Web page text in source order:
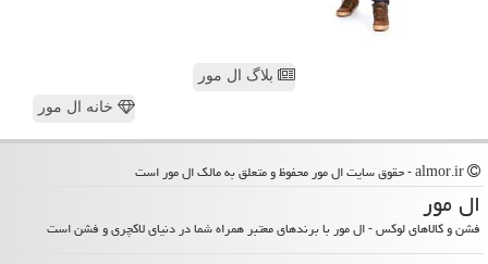
بلاگ ال مور
خانه ال مور
ال مور
فشن و کالاهای لوکس - ال مور با برندهای معتبر همراه شما در دنیای لاکچری و فشن است